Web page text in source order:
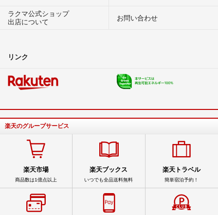
ラクマ公式ショップ
出店について
お問い合わせ
リンク
楽天のグループサービス
楽天市場
商品数は1億点以上
楽天ブックス
いつでも全品送料無料
楽天トラベル
簡単宿泊予約！